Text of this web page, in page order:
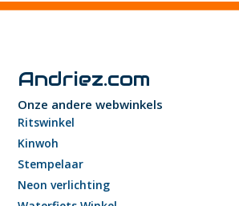
Andriez.com
Onze andere webwinkels
Ritswinkel
Kinwoh
Stempelaar
Neon verlichting